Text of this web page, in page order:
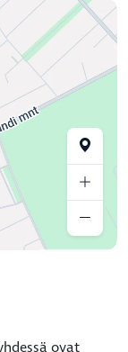
ovat